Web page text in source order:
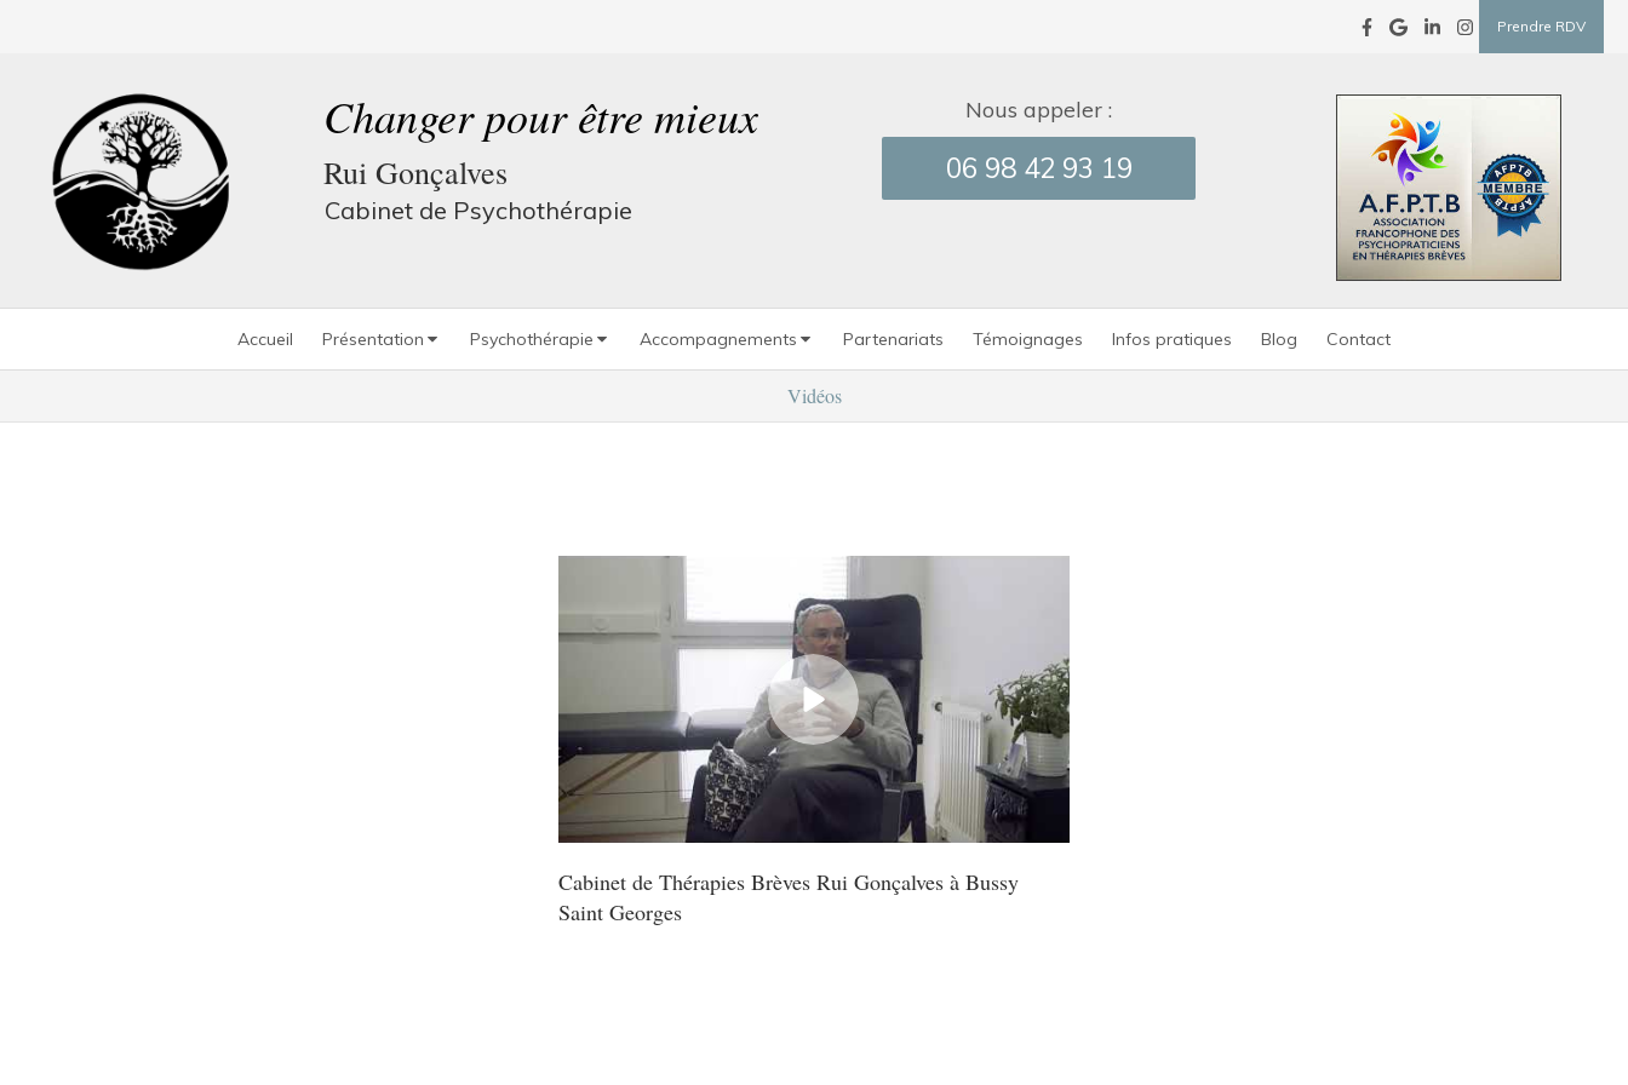
Prendre RDV
Nous appeler :
06 98 42 93 19
Changer pour être mieux
Rui Gonçalves
Cabinet de Psychothérapie
Accueil Présentation Psychothérapie Accompagnements Partenariats Témoignages Infos pratiques Blog Contact
Vidéos
Cabinet de Thérapies Brèves Rui Gonçalves à Bussy
Saint Georges